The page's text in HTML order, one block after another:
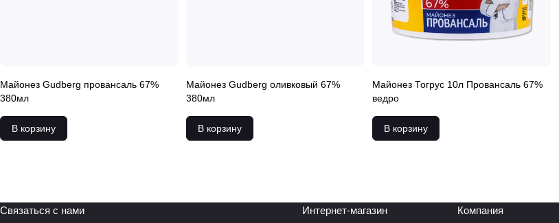
Майонез Gudberg провансаль 67%
380мл
В корзину
Майонез Gudberg оливковый 67%
380мл
В корзину
Майонез Тогрус 10л Провансаль 67%
ведро
В корзину
Связаться с нами Интернет-магазин Компания